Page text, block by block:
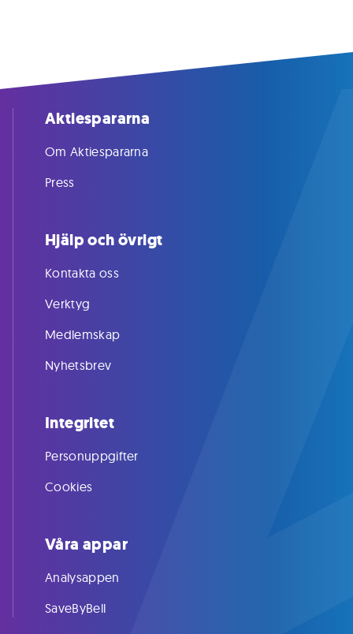
Aktiespararna
Om Aktiespararna
Press
Hjälp och övrigt
Kontakta oss
Verktyg
Medlemskap
Nyhetsbrev
Integritet
Personuppgifter
Cookies
Våra appar
Analysappen
SaveByBell